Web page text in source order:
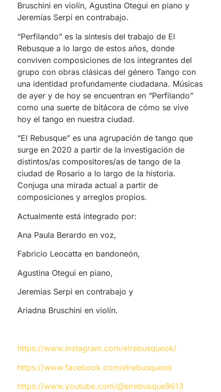
Bruschini en violín, Agustina Otegui en piano y
Jeremías Serpi en contrabajo.
“Perfilando” es la síntesis del trabajo de El
Rebusque a lo largo de estos años, donde
conviven composiciones de los integrantes del
grupo con obras clásicas del género Tango con
una identidad profundamente ciudadana. Músicas
de ayer y de hoy se encuentran en “Perfilando”
como una suerte de bitácora de cómo se vive
hoy el tango en nuestra ciudad.
“El Rebusque” es una agrupación de tango que
surge en 2020 a partir de la investigación de
distintos/as compositores/as de tango de la
ciudad de Rosario a lo largo de la historia.
Conjuga una mirada actual a partir de
composiciones y arreglos propios.
Actualmente está integrado por:
Ana Paula Berardo en voz,
Fabricio Leocatta en bandoneón,
Agustina Otegui en piano,
Jeremias Serpi en contrabajo y
Ariadna Bruschini en violín.
https://www.instagram.com/elrebusqueok/
https://www.facebook.com/elrebusqueok
https://www.youtube.com/@elrebusque9613